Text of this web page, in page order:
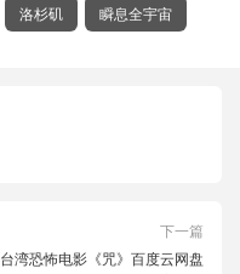
洛杉矶 瞬息全宇宙
下一篇
台湾恐怖电影《咒》百度云网盘